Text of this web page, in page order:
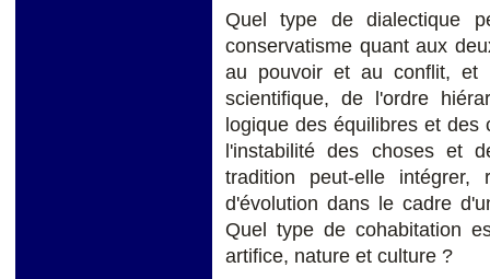
Quel type de dialectique
conservatisme quant aux
au pouvoir et au conflit, et
scientifique, de l'ordre
logique des équilibres et
l'instabilité des choses et
tradition peut-elle intégrer,
d'évolution dans le cadre
Quel type de cohabitation
artifice, nature et culture ?